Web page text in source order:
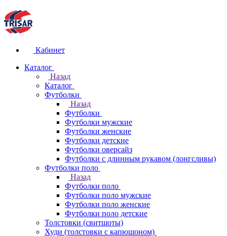
Кабинет
Каталог
Назад
Каталог
Футболки
Назад
Футболки
Футболки мужские
Футболки женские
Футболки детские
Футболки оверсайз
Футболки с длинным рукавом (лонгсливы)
Футболки поло
Назад
Футболки поло
Футболки поло мужские
Футболки поло женские
Футболки поло детские
Толстовки (свитшоты)
Худи (толстовки с капюшоном)